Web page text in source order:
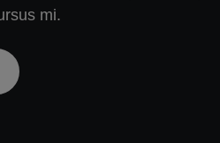
mi.